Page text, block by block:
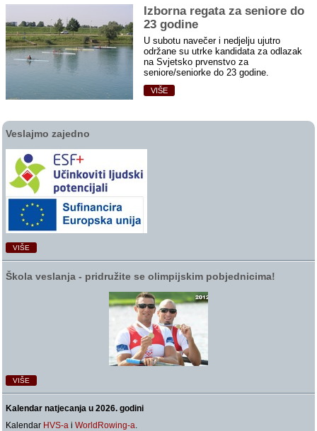
Izborna regata za seniore do
23 godine
U subotu navečer i nedjelju ujutro
održane su utrke kandidata za odlazak
na Svjetsko prvenstvo za
seniore/seniorke do 23 godine.
VIŠE
Veslajmo zajedno
VIŠE
Škola veslanja ‑ pridružite se olimpijskim pobjednicima!
VIŠE
Kalendar natjecanja u 2026. godini
Kalendar HVS-a iWorldRowing-a.